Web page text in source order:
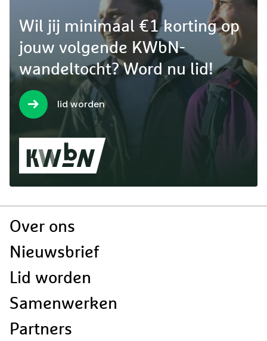
Wil jij minimaal €1 korting op
jouw volgende KWbN-
wandeltocht? Word nu lid!
lid worden
Doormat
Over ons
Nieuwsbrief
Lid worden
Samenwerken
Partners